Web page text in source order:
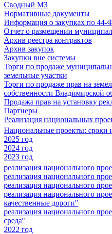
Сводный МЗ
Нормативные документы
Информация о закупках по 44-
Отчет о размещении
Архив реестра контрактов
Архив закупок
Закупки вне системы
Торги по продаже
земельные участки
Торги по продаже прав на
собственности Владимирской
Продажа прав на установку
Партнеры
Реализация национальных
Национальные проекты: сроки
2025 год
2024 год
2023 год
реализация национального
реализация национального
реализация национального
реализация национального
качественные дороги"
реализация национального
среда"
2022 год